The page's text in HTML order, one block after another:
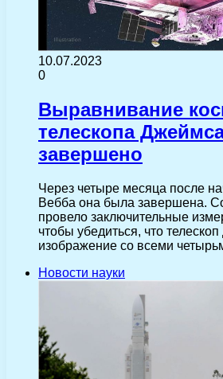
10.07.2023
0
Выравнивание
телескопа
завершено
Через четыре месяца после
Вебба она была завершена.
провело заключительные
чтобы убедиться, что телескоп
изображение со всеми
Новости науки